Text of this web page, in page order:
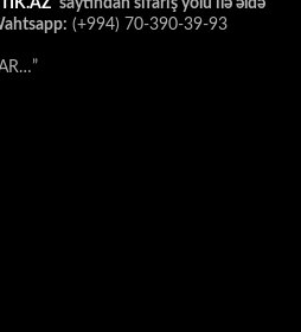
saytından sifariş yolu ilə əldə
(+994) 70-390-39-93